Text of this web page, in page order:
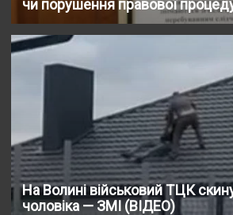
чи порушення правової
На Волині військовий ТЦК
чоловіка — ЗМІ (ВІДЕО)